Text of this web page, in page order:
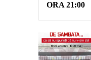
ORA 21:00